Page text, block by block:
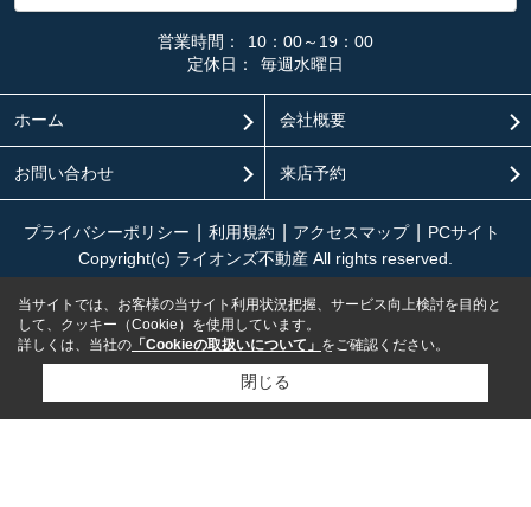
営業時間：
10：00～19：00
定休日：
毎週水曜日
ホーム 会社概要
お問い合わせ 来店予約
プライバシーポリシー 利用規約 アクセスマップ
PCサイト
Copyright(c) ライオンズ不動産 All rights reserved.
当サイトでは、お客様の当サイト利用状況把握、サービス向上検討を目的と
して、クッキー（Cookie）を使用しています。
詳しくは、当社の 「Cookieの取扱いについて」 をご確認ください。
閉じる